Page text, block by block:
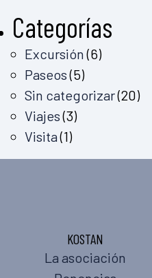
Categorías
Excursión(6)
Paseos(5)
Sin categorizar(20)
Viajes(3)
Visita(1)
KOSTAN
La asociación